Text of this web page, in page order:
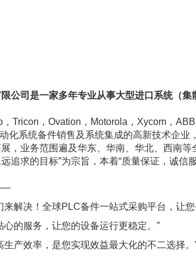
公司是一家多年专业从事大型进口系统（
Tricon，Ovation，Motorola，Xycom，
化系统备件销售及系统集成的高新技术企
，业务范围遍及华东、华南、华北、西南
追求的目标”为宗旨，本着“质量保证，诚
来解决！全球PLC备件一站式采购平台，让您
心的服务，让您的设备运行更稳定。”
生产效率，是您实现效益最大化的不二选择。